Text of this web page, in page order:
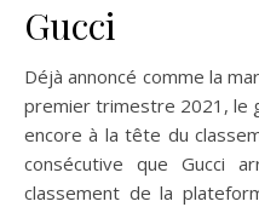
Gucci
Déjà annoncé comme la
premier trimestre 2021, le
encore à la tête du
consécutive que Gucci
classement de la